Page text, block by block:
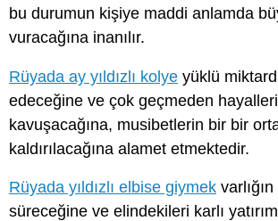
bu durumun kişiye maddi anlamda
vuracağına inanılır.
Rüyada ay yıldızlı kolye yüklü
edeceğine ve çok geçmeden
kavuşacağına, musibetlerin bir bir
kaldırılacağına alamet etmektedir.
Rüyada yıldızlı elbise giymek
süreceğine ve elindekileri karlı